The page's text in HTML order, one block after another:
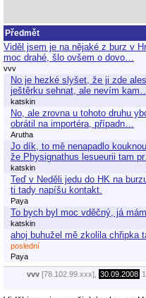
Předmět
Viděl jsem je na nějaké z burz v
moc drahé, šlo ovšem o dovo…
vvv
No je hezké slyšet, že ji zde
ještěrku sehnat, ale nevím kam…
katskin
No, ale zrovna u tohoto druhu
obrátil na importéra, případn…
Arutha
Jo dík, to mě nenapadlo
že Physignathus lesueurii tam
katskin
Teď v Neděli jedu do HK na
ti tady napíšu kontakt.
Paya
To bych byl moc vděčný, já
katskin
ahoj buhužel mě zkolila chřipka
poslední
Paya
vvv [78.102.99.xxx], 30.09.2008